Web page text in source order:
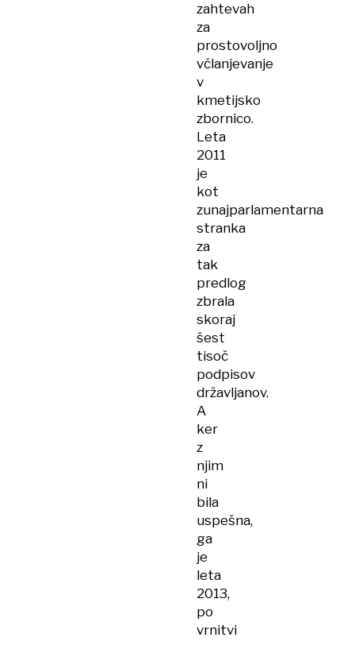
zahtevah
za
prostovoljno
včlanjevanje
v
kmetijsko
zbornico.
Leta
2011
je
kot
zunajparlamentarna
stranka
za
tak
predlog
zbrala
skoraj
šest
tisoč
podpisov
državljanov.
A
ker
z
njim
ni
bila
uspešna,
ga
je
leta
2013,
po
vrnitvi